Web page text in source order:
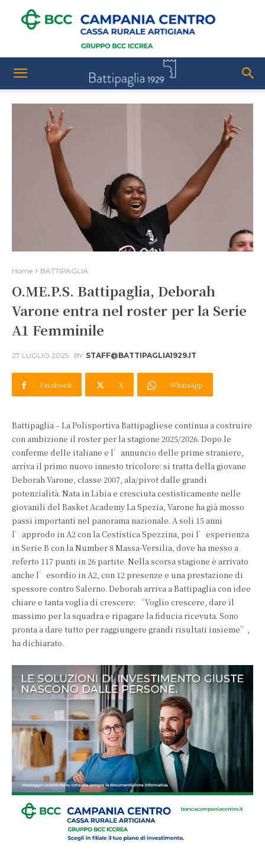
Home BATTIPAGLIA
O.ME.P.S. Battipaglia, Deborah
Varone entra nel roster per la Serie
A1 Femminile
27 LUGLIO 2025 BY STAFF@BATTIPAGLIA1929.IT
Facebook X WhatsApp
Battipaglia – La Polisportiva Battipagliese continua a costruire
con ambizione il roster per la stagione 2025/2026. Dopo le
conferme delle italiane e l’annuncio delle prime straniere,
arriva il primo nuovo innesto tricolore: si tratta della giovane
Deborah Varone, classe 2007, ala/pivot dalle grandi
potenzialità. Nata in Libia e cresciuta cestisticamente nelle
giovanili del Basket Academy La Spezia, Varone ha già mosso
passi importanti nel panorama nazionale. A soli 15 anni
l’approdo in A2 con la Cestistica Spezzina, poi l’esperienza
in Serie B con la Number 8 Massa-Versilia, dove ha messo a
referto 117 punti in 26 partite. Nella scorsa stagione è arrivato
anche l’esordio in A2, con 12 presenze e una prestazione di
spessore contro Salerno. Deborah arriva a Battipaglia con idee
chiare e tanta voglia di crescere: “Voglio crescere, dare il
massimo per la squadra e ripagare la fiducia ricevuta. Sono
pronta a dare tutto per raggiungere grandi risultati insieme”,
ha dichiarato.